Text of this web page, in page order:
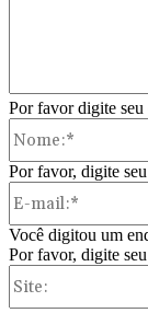
Por favor digite
Por favor, digite
Você digitou um
Por favor, digite